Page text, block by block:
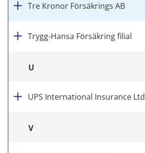
Tre Kronor Försäkrings AB
Trygg-Hansa Försäkring filial
U
UPS International Insurance Ltd
V